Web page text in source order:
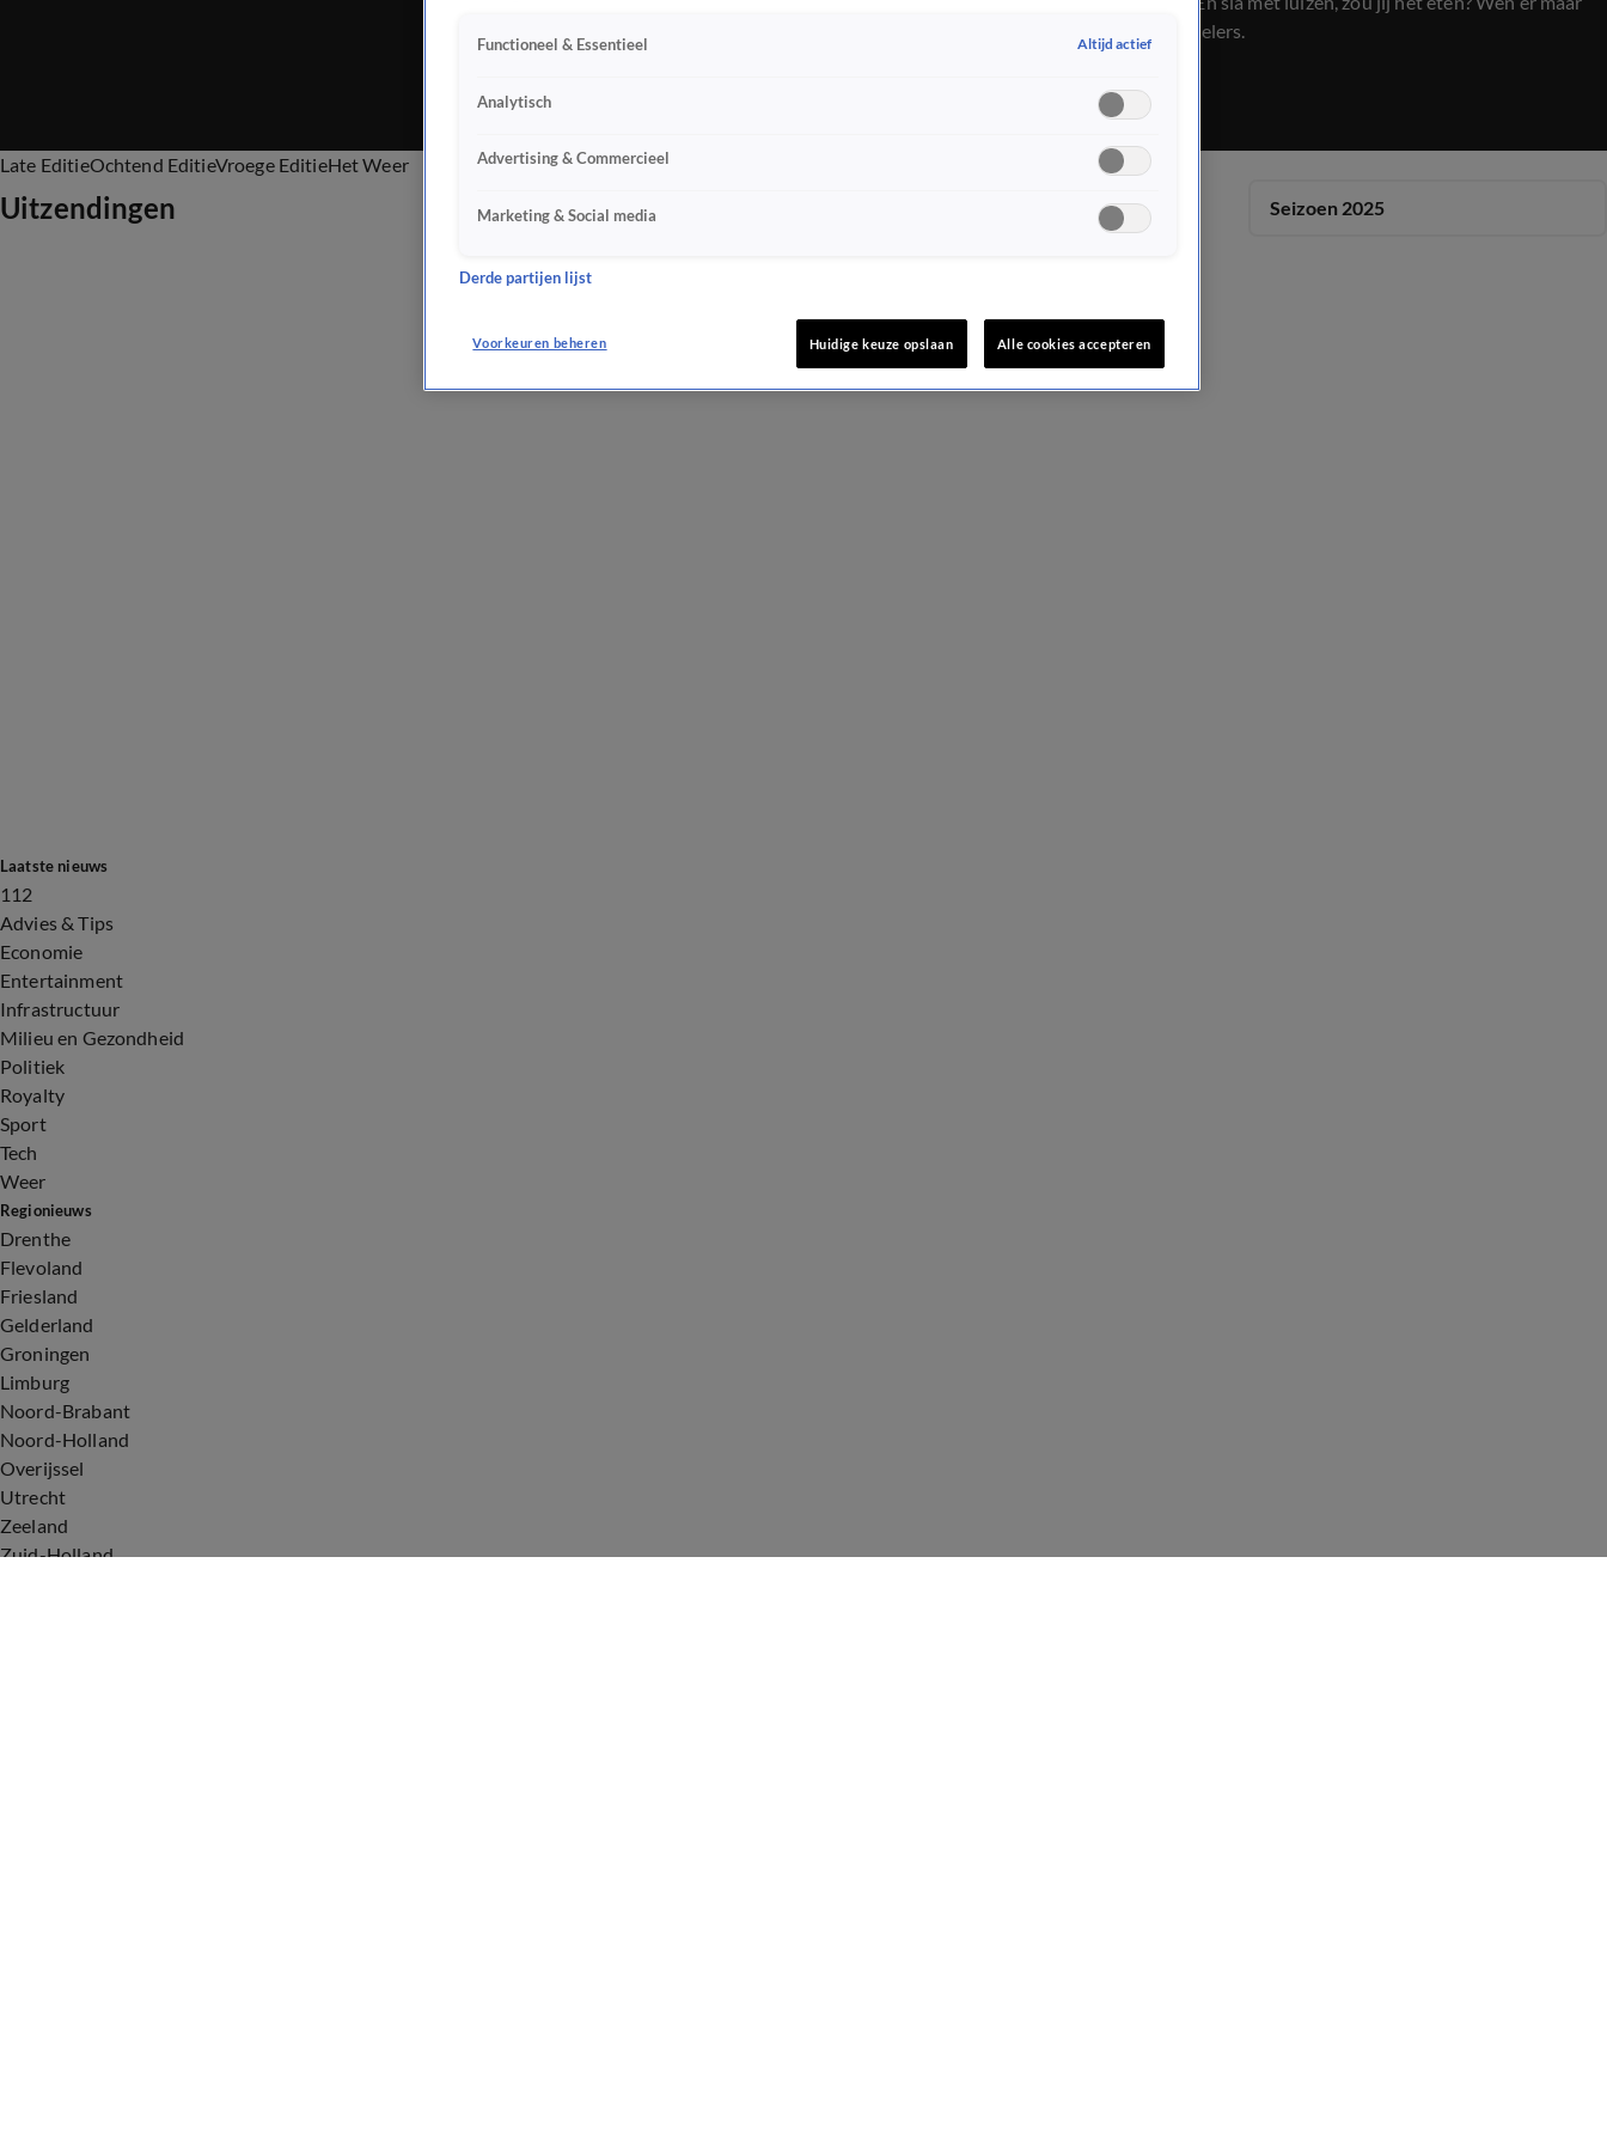
aan, zeggen telers.
Late EditieOchtend EditieVroege EditieHet Weer
Uitzendingen Seizoen 2025
Laatste nieuws
112
Advies & Tips
Economie
Entertainment
Infrastructuur
Milieu en Gezondheid
Politiek
Royalty
Sport
Tech
Weer
Regionieuws
Drenthe
Flevoland
Friesland
Gelderland
Groningen
Limburg
Noord-Brabant
Noord-Holland
Overijssel
Utrecht
Zeeland
Zuid-Holland
Functioneel & Essentieel Altijd actief
Analytisch
Advertising & Commercieel
Marketing & Social media
Derde partijen lijst
Voorkeuren beheren Huidige keuze opslaan Alle cookies accepteren